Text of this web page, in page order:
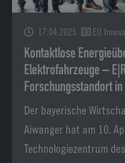
17.04.2025 EU
Kontaktlose
Elektrofahrzeuge –
Forschungsstandort
Der bayerische
Aiwanger hat am 10.
Technologiezentrum